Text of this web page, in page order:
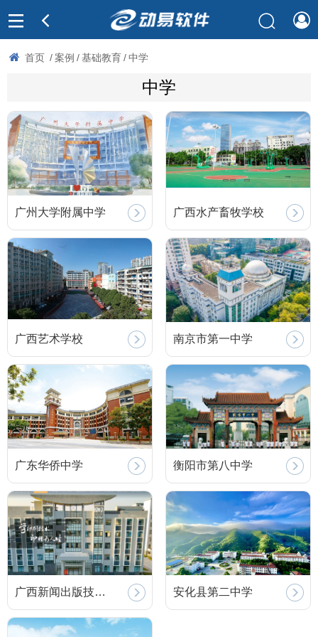
首页 / 案例 / 基础教育 / 中学
中学
广州大学附属中学 广西水产畜牧学校
广西艺术学校 南京市第一中学
广东华侨中学 衡阳市第八中学
广西新闻出版技… 安化县第二中学